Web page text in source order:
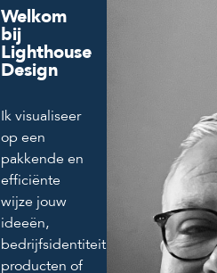
Welkom
bij
Lighthouse
Design
Ik visualiseer
op een
pakkende en
efficiënte
wijze jouw
ideeën,
bedrijfsidentiteit,
producten of